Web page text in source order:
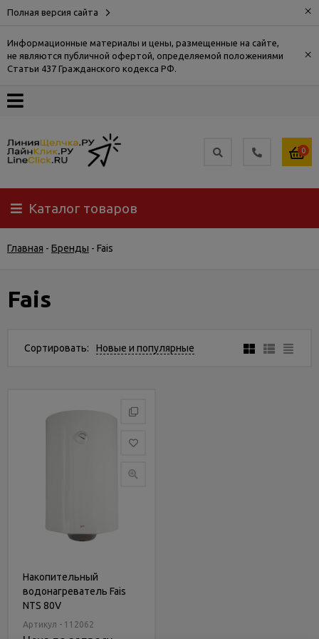
Полная версия сайта ×
Информационные материалы и цены, размещенные на сайте,
не являются публичной офертой, определяемой положениями
Статьи 437 Гражданского кодекса РФ.
×
О
Доставка
Самовывоз
Гарантия
сервис
0
Каталог товаров
Главная - Бренды - Fais
Fais
Сортировать: Новые и популярные
Накопительный
водонагреватель Fais
NTS 80V
Артикул - 112062